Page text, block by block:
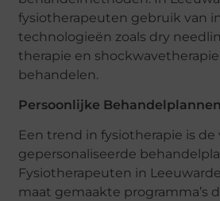
fysiotherapeuten gebruik van
technologieën zoals dry
therapie en
behandelen.
Persoonlijke Behandelplannen
Een trend in fysiotherapie is
gepersonaliseerde
Fysiotherapeuten in
maat gemaakte programma’s